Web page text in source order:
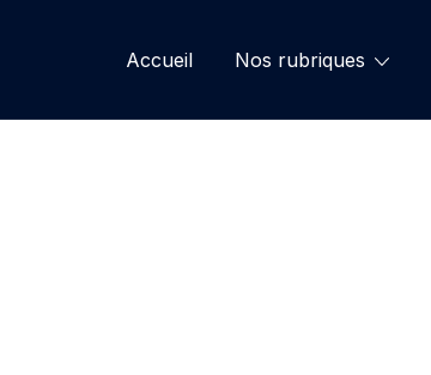
Accueil Nos rubriques